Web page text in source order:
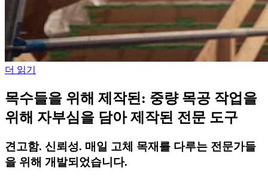
더 읽기
목수들을 위해 제작된: 중량 목공 작업을
위해 자부심을 담아 제작된 전문 도구
견고함. 신뢰성. 매일 고체 목재를 다루는 전문가들
을 위해 개발되었습니다.